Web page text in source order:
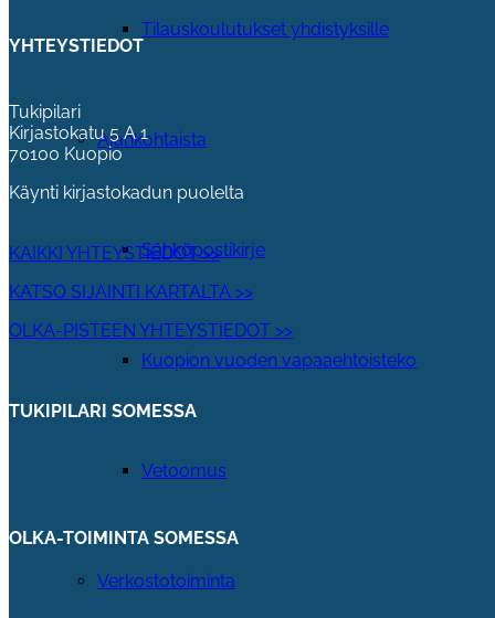
Tilauskoulutukset yhdistyksille
Ajankohtaista
Sähköpostikirje
Kuopion vuoden vapaaehtoisteko
Vetoomus
Verkostotoiminta
YHTEYSTIEDOT
Tukipilari
Kirjastokatu 5 A 1
70100 Kuopio
Käynti kirjastokadun puolelta
KAIKKI YHTEYSTIEDOT >>
KATSO SIJAINTI KARTALTA >>
OLKA-PISTEEN YHTEYSTIEDOT >>
TUKIPILARI SOMESSA
OLKA-TOIMINTA SOMESSA